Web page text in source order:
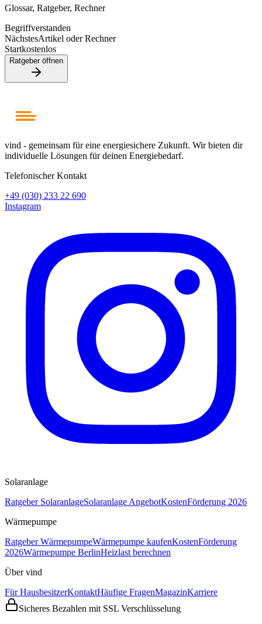
Glossar, Ratgeber, Rechner
Begriffverstanden
NächstesArtikel oder Rechner
Startkostenlos
Ratgeber öffnen
vind - gemeinsam für eine energiesichere Zukunft. Wir bieten dir
individuelle Lösungen für deinen Energiebedarf.
Telefonischer Kontakt
+49 (030) 233 22 690
Instagram
Solaranlage
Ratgeber SolaranlageSolaranlage AngebotKostenFörderung 2026
Wärmepumpe
Ratgeber WärmepumpeWärmepumpe kaufenKostenFörderung
2026Wärmepumpe BerlinHeizlast berechnen
Über vind
Für HausbesitzerKontaktHäufige FragenMagazinKarriere
Sicheres Bezahlen mit SSL Verschlüsselung